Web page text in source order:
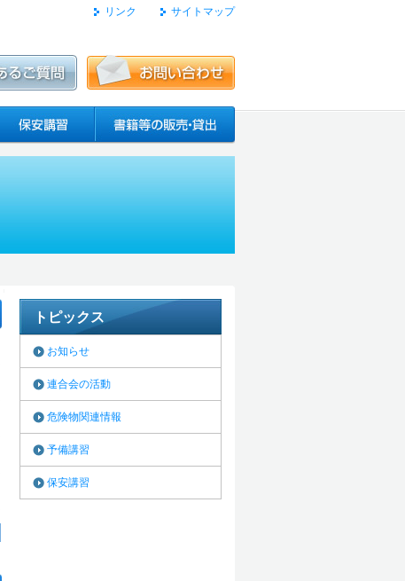
リンク サイトマップ
トピックス
お知らせ
連合会の活動
危険物関連情報
予備講習
保安講習